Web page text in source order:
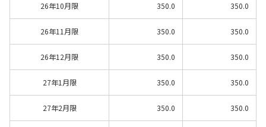
26年10月限 350.0 350.0
26年11月限 350.0 350.0
26年12月限 350.0 350.0
27年1月限 350.0 350.0
27年2月限 350.0 350.0